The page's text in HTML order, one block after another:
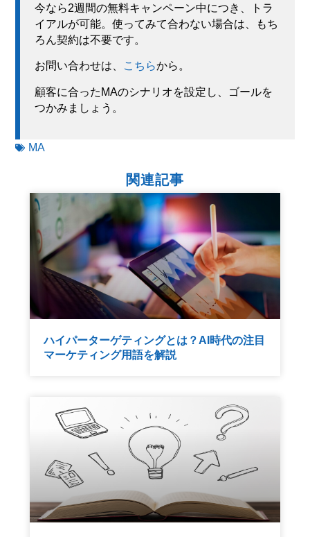
今なら2週間の無料キャンペーン中につき、トラ
イアルが可能。使ってみて合わない場合は、もち
ろん契約は不要です。
お問い合わせは、 こちらから。
顧客に合ったMAのシナリオを設定し、ゴールを
つかみましょう。
MA
関連記事
ハイパーターゲティングとは？AI時代の注目
マーケティング用語を解説